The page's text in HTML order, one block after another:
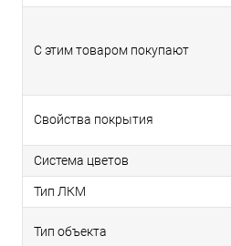
С этим товаром покупают
Свойства покрытия
Система цветов
Тип ЛКМ
Тип объекта